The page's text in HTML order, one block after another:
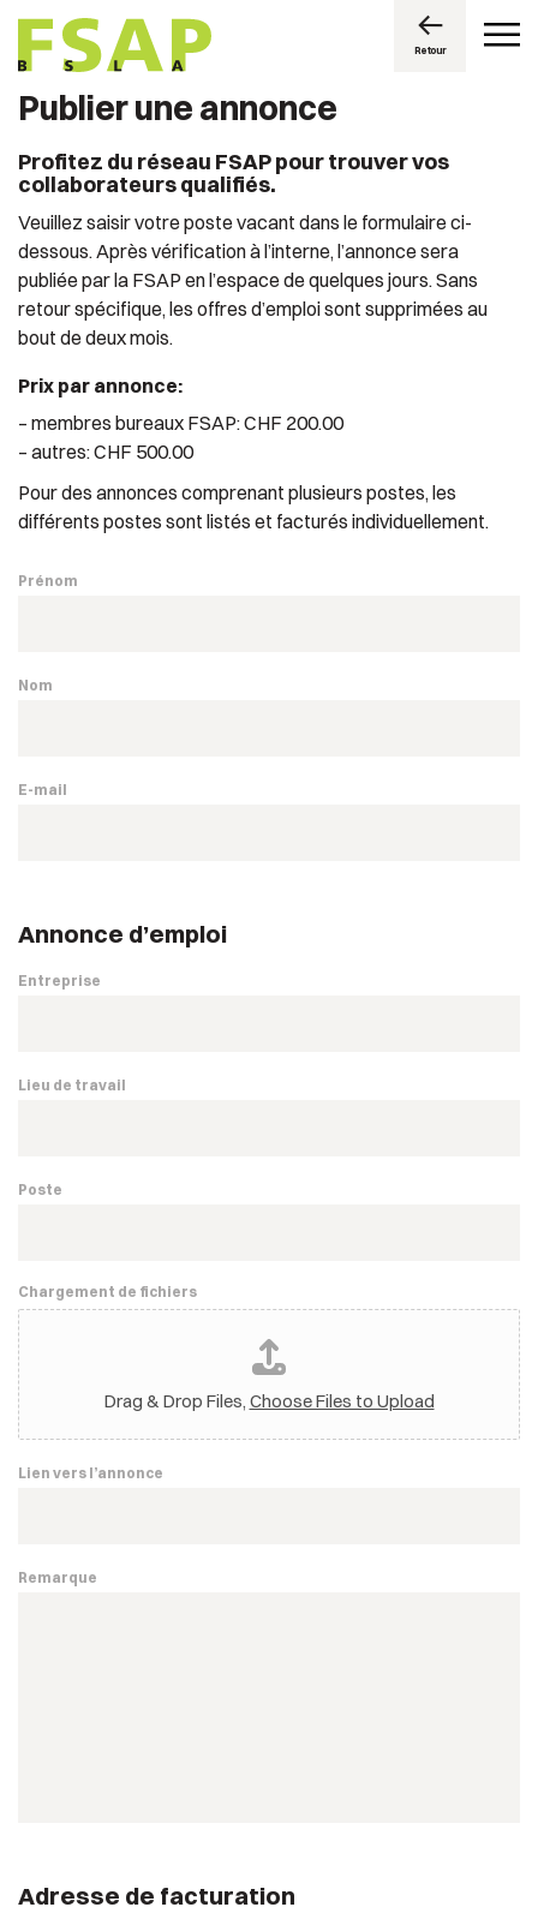
Retour
Publier une annonce
Profitez du réseau FSAP pour trouver vos
collaborateurs qualifiés.
Veuillez saisir votre poste vacant dans le formulaire ci-
dessous. Après vérification à l’interne, l’annonce sera
publiée par la FSAP en l’espace de quelques jours. Sans
retour spécifique, les offres d’emploi sont supprimées au
bout de deux mois.
Prix par annonce:
– membres bureaux FSAP: CHF 200.00
– autres: CHF 500.00
Pour des annonces comprenant plusieurs postes, les
différents postes sont listés et facturés individuellement.
Prénom
Nom
E-mail
Annonce d’emploi
Entreprise
Lieu de travail
Poste
Chargement de fichiers
Drag & Drop Files, Choose Files to Upload
Lien vers l’annonce
Remarque
Adresse de facturation